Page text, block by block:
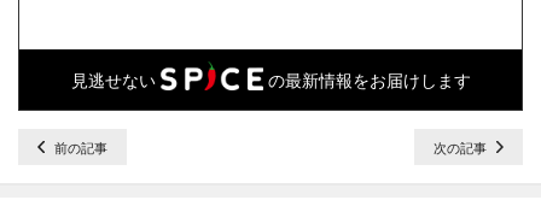
見逃せない の最新情報をお届けします
前の記事 次の記事